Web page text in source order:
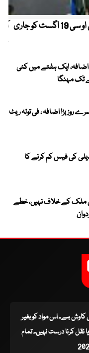
کیریبین پریمیئر لیگ ، قومی کرکٹرز کو این او سی 19 اگست کو جاری
ایک ہفتے میں کئی
بڑا اضافہ ، فی تولہ ریٹ
کی فیس کم کرنے کا
ملک کے خلاف نہیں، خطے
کی کاوش ہے۔ اس مواد کو بغیر
کرنا درست نہیں۔ تمام